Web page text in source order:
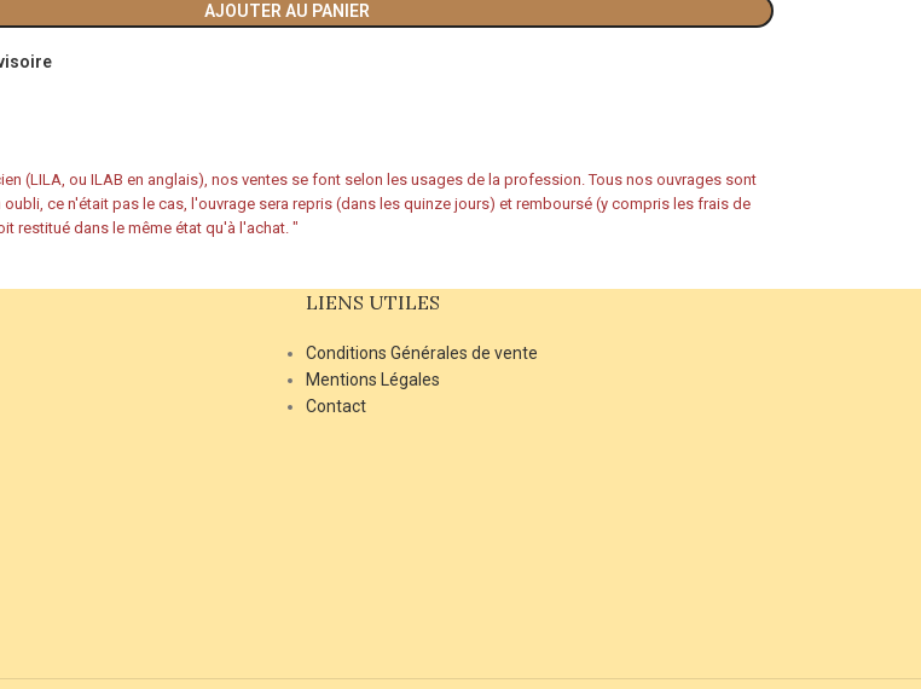
AJOUTER AU PANIER
(LILA, ou ILAB en anglais), nos ventes se font selon les usages de la profession. Tous nos ouvrages sont
ce n'était pas le cas, l'ouvrage sera repris (dans les quinze jours) et remboursé (y compris les frais de
restitué dans le même état qu'à l'achat. "
LIENS UTILES
Conditions Générales de vente
Mentions Légales
Contact